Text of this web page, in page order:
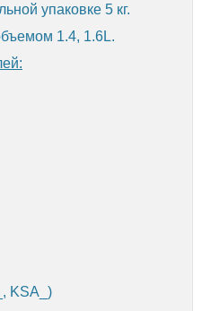
упаковке 5 кг.
1.4, 1.6L.
KSA_)